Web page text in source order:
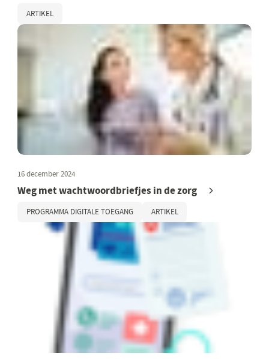
ARTIKEL
16 december 2024
Weg met wachtwoordbriefjes in de zorg
PROGRAMMA DIGITALE TOEGANG ARTIKEL